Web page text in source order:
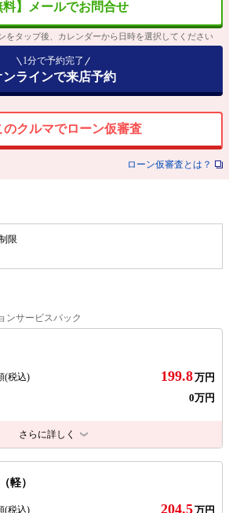
料】メールでお問合せ
をタップ後、カレンダーから日時を選択してください
1分で予約完了
ンラインで来店予約
のクルマでローン仮審査
ローン仮審査とは？
限
ンサービスパック
(税込) 199.8万円
0万円
さらに詳しく
軽）
(税込) 204.5万円